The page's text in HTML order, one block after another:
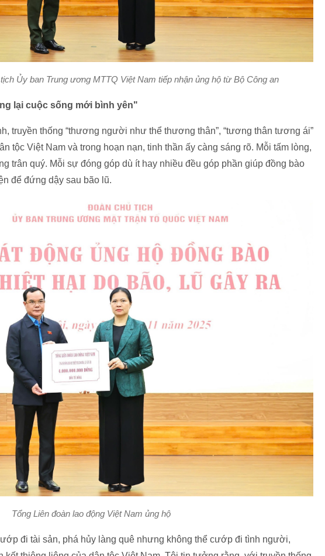
Ủy ban Trung ương MTTQ Việt Nam tiếp nhận ủng hộ từ Bộ Công an
lại cuộc sống mới bình yên"
truyền thống “thương người như thể thương thân”, “tương thân tương ái”
tộc Việt Nam và trong hoạn nạn, tinh thần ấy càng sáng rõ. Mỗi tấm lòng,
trân quý. Mỗi sự đóng góp dù ít hay nhiều đều góp phần giúp đồng bào
để đứng dậy sau bão lũ.
Tổng Liên đoàn lao động Việt Nam ủng hộ
đi tài sản, phá hủy làng quê nhưng không thể cướp đi tình người,